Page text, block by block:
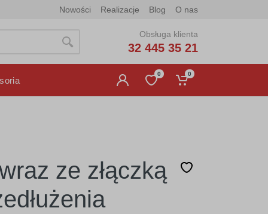
Nowości Realizacje Blog O nas
Obsługa klienta
32 445 35 21
0 0
ze złączką